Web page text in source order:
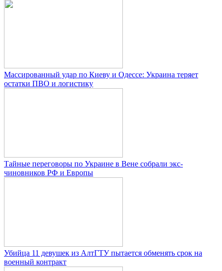
Массированный удар по Киеву и Одессе: Украина теряет
остатки ПВО и логистику
Тайные переговоры по Украине в Вене собрали экс-
чиновников РФ и Европы
Убийца 11 девушек из АлтГТУ пытается обменять срок на
военный контракт